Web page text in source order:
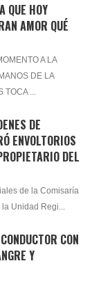
QUE HOY
AMOR QUÉ
A LA
DE LA
...
DE
ENVOLTORIOS
DEL
de la Comisaría
Unidad Regi...
CON
Y